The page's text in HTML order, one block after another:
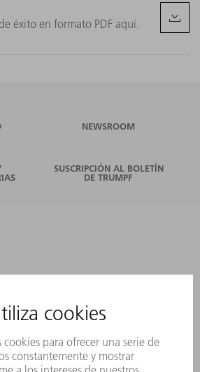
éxito en formato PDF aquí.
NEWSROOM
SUSCRIPCIÓN AL BOLETÍN
DE TRUMPF
INFORMATIVO